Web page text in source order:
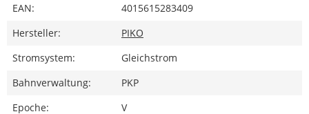
EAN:
4015615283409
Hersteller:
PIKO
Stromsystem:
Gleichstrom
Bahnverwaltung:
PKP
Epoche:
V